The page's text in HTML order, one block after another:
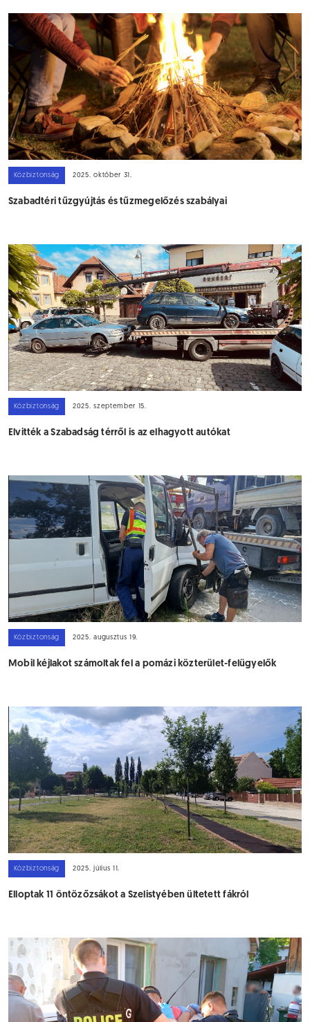
Közbiztonság 2025. október 31.
Szabadtéri tűzgyújtás és tűzmegelőzés szabályai
Közbiztonság 2025. szeptember 15.
Elvitték a Szabadság térről is az elhagyott autókat
Közbiztonság 2025. augusztus 19.
Mobil kéjlakot számoltak fel a pomázi közterület-felügyelők
Közbiztonság 2025. július 11.
Elloptak 11 öntözőzsákot a Szelistyében ültetett fákról